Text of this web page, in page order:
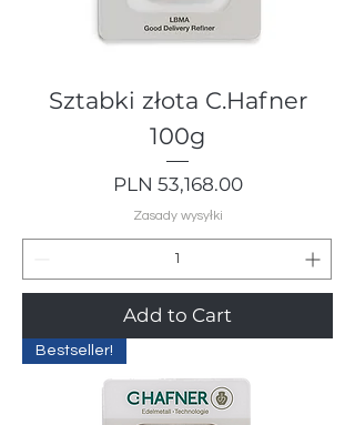
Sztabki złota C.Hafner
100g
Price
PLN 53,168.00
Zasady wysyłki
Add to Cart
Bestseller!